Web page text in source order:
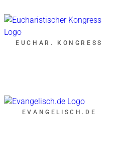
EUCHAR. KONGRESS
EVANGELISCH.DE